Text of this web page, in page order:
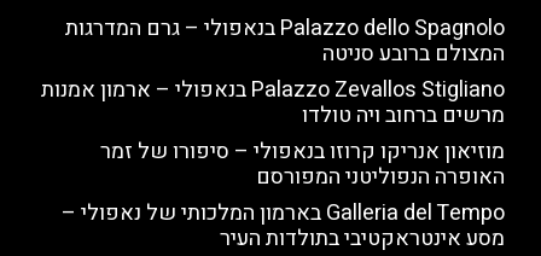
Palazzo dello Spagnolo בנאפולי – גרם המדרגות
המצולם ברובע סניטה
Palazzo Zevallos Stigliano בנאפולי – ארמון אמנות
מרשים ברחוב ויה טולדו
מוזיאון אנריקו קרוזו בנאפולי – סיפורו של זמר
האופרה הנפוליטני המפורסם
Galleria del Tempo בארמון המלכותי של נאפולי –
מסע אינטראקטיבי בתולדות העיר